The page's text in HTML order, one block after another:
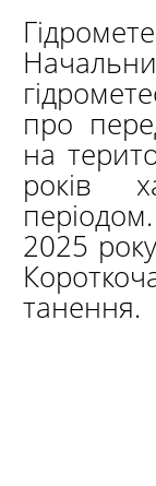
про
на
років
2025
танення.